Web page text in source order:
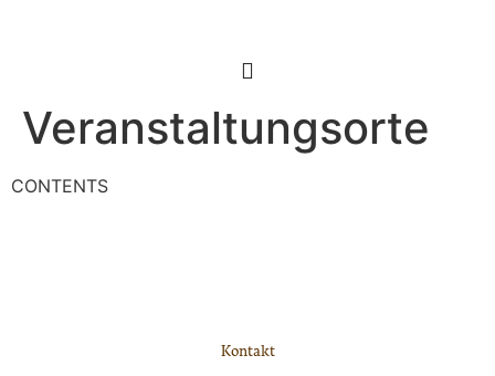
Veranstaltungsorte
CONTENTS
Kontakt